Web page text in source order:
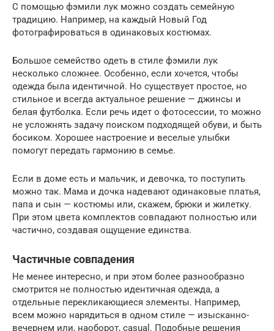
С помощью фэмили лук можно создать семейную
традицию. Например, на каждый Новый Год
фотографироваться в одинаковых костюмах.
Большое семейство одеть в стиле фэмили лук
несколько сложнее. Особенно, если хочется, чтобы
одежда была идентичной. Но существует простое, но
стильное и всегда актуальное решение — джинсы и
белая футболка. Если речь идет о фотосессии, то можно
не усложнять задачу поиском подходящей обуви, и быть
босиком. Хорошее настроение и веселые улыбки
помогут передать гармонию в семье.
Если в доме есть и мальчик, и девочка, то поступить
можно так. Мама и дочка надевают одинаковые платья,
папа и сын — костюмы или, скажем, брюки и жилетку.
При этом цвета комплектов совпадают полностью или
частично, создавая ощущение единства.
Частичные совпадения
Не менее интересно, и при этом более разнообразно
смотрится не полностью идентичная одежда, а
отдельные перекликающиеся элементы. Например,
всем можно нарядиться в одном стиле — изысканно-
вечернем или, наоборот, casual. Подобные решения